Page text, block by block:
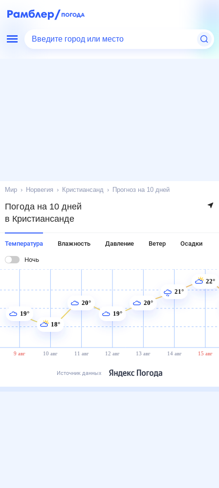
Введите город или место
Мир Норвегия Кристиансанд Прогноз на 10 дней
Погода на 10 дней
в Кристиансанде
Температура Влажность Давление Ветер Осадки
Ночь
9 авг 10 авг 11 авг 12 авг 13 авг 14 авг 15 авг
19°
18°
20°
19°
20°
21°
22°
Источник данных